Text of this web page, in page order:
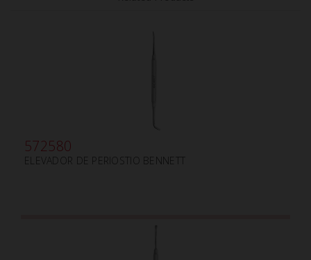
572580
ELEVADOR DE PERIOSTIO BENNETT